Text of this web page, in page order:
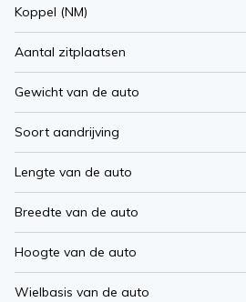
Koppel (NM)
Aantal zitplaatsen
Gewicht van de auto
Soort aandrijving
Lengte van de auto
Breedte van de auto
Hoogte van de auto
Wielbasis van de auto